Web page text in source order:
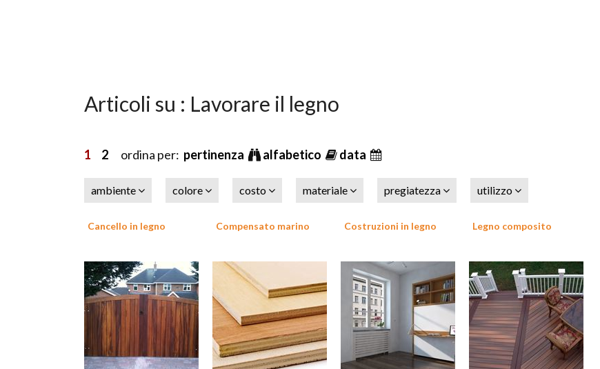
Articoli su : Lavorare il legno
1 2 ordina per: pertinenza alfabetico data
ambiente colore costo materiale pregiatezza utilizzo
Cancello in legno Compensato marino Costruzioni in legno Legno composito